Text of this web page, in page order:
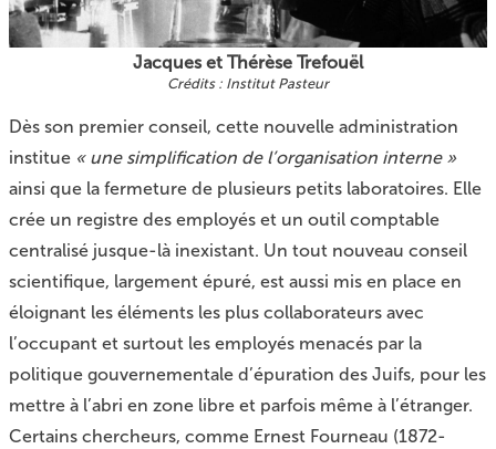
Jacques et Thérèse Trefouël
Institut Pasteur
Dès son premier conseil, cette nouvelle administration
institue « une simplification de l’organisation interne »
ainsi que la fermeture de plusieurs petits laboratoires. Elle
crée un registre des employés et un outil comptable
centralisé jusque-là inexistant. Un tout nouveau conseil
scientifique, largement épuré, est aussi mis en place en
éloignant les éléments les plus collaborateurs avec
l’occupant et surtout les employés menacés par la
politique gouvernementale d’épuration des Juifs, pour les
mettre à l’abri en zone libre et parfois même à l’étranger.
Certains chercheurs, comme Ernest Fourneau (1872-